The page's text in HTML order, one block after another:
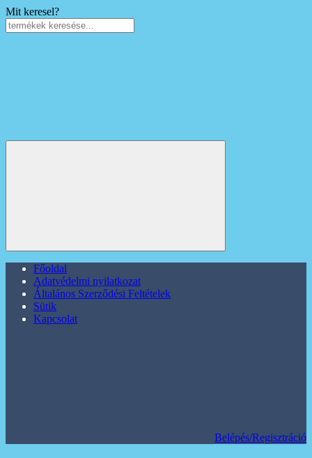
Mit keresel?
Főoldal
Adatvédelmi nyilatkozat
Általános Szerződési Feltételek
Sütik
Kapcsolat
Belépés/Regisztráció